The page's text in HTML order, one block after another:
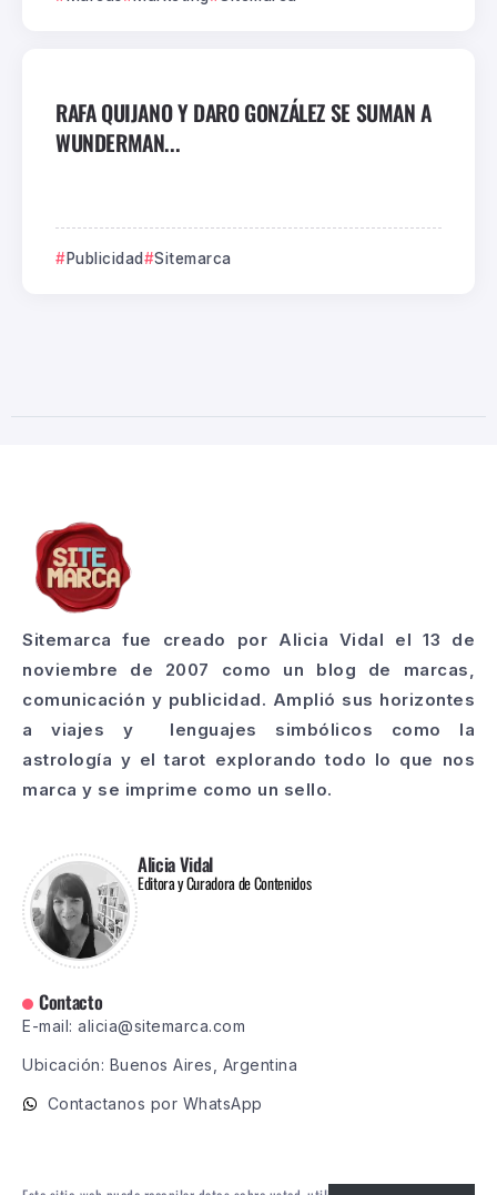
RAFA QUIJANO Y DARO GONZÁLEZ SE SUMAN A
WUNDERMAN...
Publicidad Sitemarca
Sitemarca fue creado por Alicia Vidal el 13 de
noviembre de 2007 como un blog de marcas,
comunicación y publicidad. Amplió sus horizontes
a viajes y lenguajes simbólicos como la
astrología y el tarot explorando todo lo que nos
marca y se imprime como un sello.
Alicia Vidal
Editora y Curadora de Contenidos
Contacto
E-mail: alicia@sitemarca.com
Ubicación: Buenos Aires, Argentina
Contactanos por WhatsApp